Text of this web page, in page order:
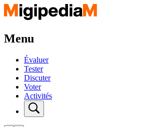
Menu
Évaluer
Tester
Discuter
Voter
Activités